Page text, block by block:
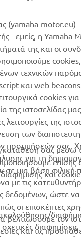
χρησιμοποιηθούν για
χωρίς τη ρητή
N.V. ή/και της
ασφάλεια και να
(yamaha-motor.eu)
- εμείς, η Yamaha
της και οι
cookies,
τεχνικών
και web beacons.
cookies
της ιστοσελίδας
της
των
προτιμήσεών σας.
για τη
σε μια βάση φιλική
με τις
δεδομένων, ώστε
οι επισκέπτες
βελτιώσουμε τον
και τις
σας μέσω
επίσης
και